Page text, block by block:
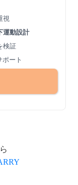
視
運動設計
検証
ポート